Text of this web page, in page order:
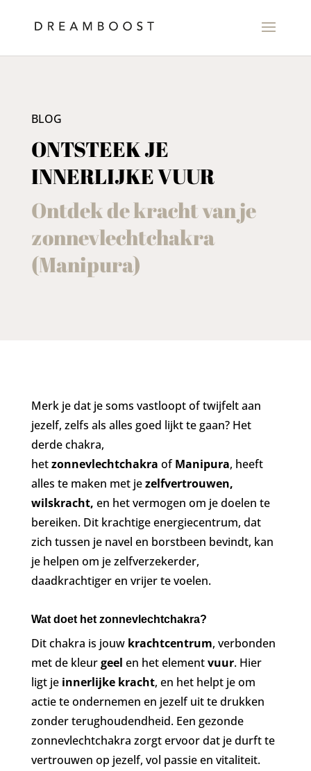
BLOG
ONTSTEEK JE
INNERLIJKE VUUR
Ontdek de kracht van je
zonnevlechtchakra
(Manipura)
Merk je dat je soms vastloopt of twijfelt aan
jezelf, zelfs als alles goed lijkt te gaan? Het
derde chakra,
hetzonnevlechtchakra ofManipura, heeft
alles te maken met jezelfvertrouwen,
wilskracht, en het vermogen om je doelen te
bereiken. Dit krachtige energiecentrum, dat
zich tussen je navel en borstbeen bevindt, kan
je helpen om je zelfverzekerder,
daadkrachtiger en vrijer te voelen.
Wat doet het zonnevlechtchakra?
Dit chakra is jouw krachtcentrum, verbonden
met de kleurgeel en het elementvuur. Hier
ligt je innerlijke kracht, en het helpt je om
actie te ondernemen en jezelf uit te drukken
zonder terughoudendheid. Een gezonde
zonnevlechtchakra zorgt ervoor dat je durft te
vertrouwen op jezelf, vol passie en vitaliteit.